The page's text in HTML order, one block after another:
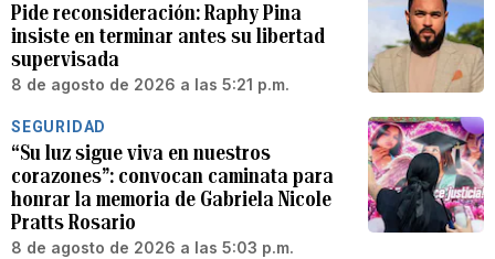
Pide reconsideración: Raphy Pina
insiste en terminar antes su libertad
supervisada
8 de agosto de 2026 a las 5:21 p.m.
SEGURIDAD
“Su luz sigue viva en nuestros
corazones”: convocan caminata para
honrar la memoria de Gabriela Nicole
Pratts Rosario
8 de agosto de 2026 a las 5:03 p.m.